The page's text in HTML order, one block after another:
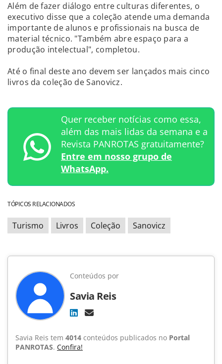
Além de fazer diálogo entre culturas diferentes, o
executivo disse que a coleção atende uma demanda
importante de alunos e profissionais na busca de
material técnico. "Também abre espaço para a
produção intelectual", completou.
Até o final deste ano devem ser lançados mais cinco
livros da coleção de Sanovicz.
Quer receber notícias como essa,
além das mais lidas da semana e a
Revista PANROTAS gratuitamente?
Entre em nosso grupo de
WhatsApp.
TÓPICOS RELACIONADOS
Turismo Livros Coleção Sanovicz
Conteúdos por
Savia Reis
Savia Reis tem 4014 conteúdos publicados no Portal
PANROTAS. Confira!